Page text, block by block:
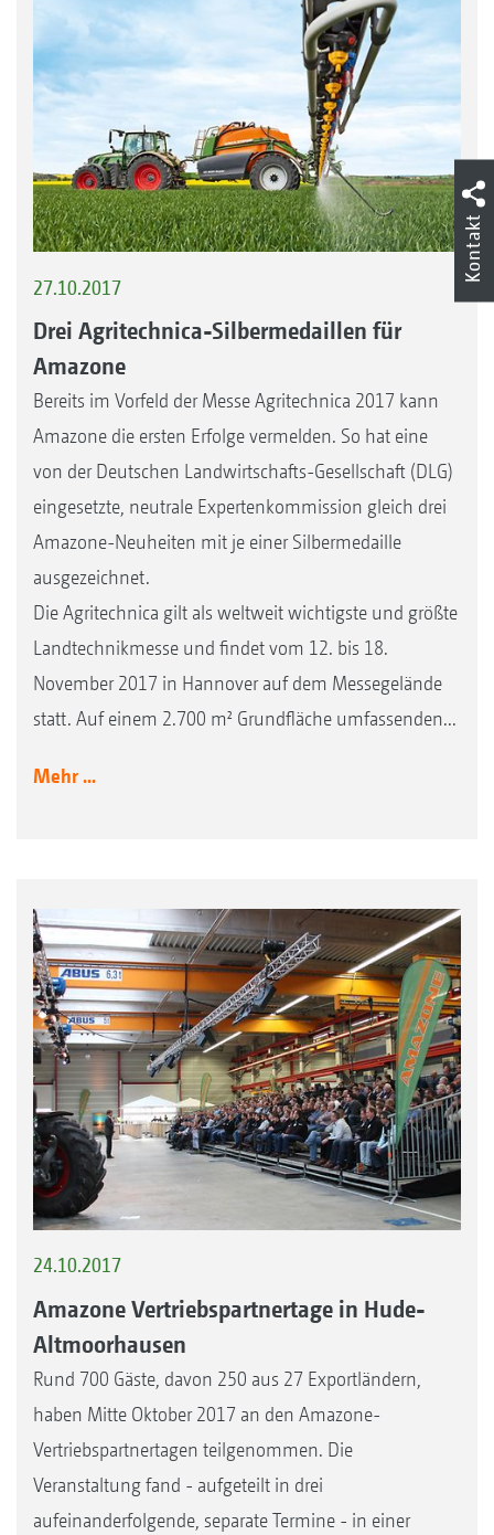
27.10.2017
Drei Agritechnica-Silbermedaillen für
Amazone
Bereits im Vorfeld der Messe Agritechnica 2017 kann
Amazone die ersten Erfolge vermelden. So hat eine
von der Deutschen Landwirtschafts-Gesellschaft (DLG)
eingesetzte, neutrale Expertenkommission gleich drei
Amazone-Neuheiten mit je einer Silbermedaille
ausgezeichnet.
Die Agritechnica gilt als weltweit wichtigste und größte
Landtechnikmesse und findet vom 12. bis 18.
November 2017 in Hannover auf dem Messegelände
statt. Auf einem 2.700 m² Grundfläche umfassenden...
Mehr ...
24.10.2017
Amazone Vertriebspartnertage in Hude-
Altmoorhausen
Rund 700 Gäste, davon 250 aus 27 Exportländern,
haben Mitte Oktober 2017 an den Amazone-
Vertriebspartnertagen teilgenommen. Die
Veranstaltung fand - aufgeteilt in drei
aufeinanderfolgende, separate Termine - in einer
Kontakt